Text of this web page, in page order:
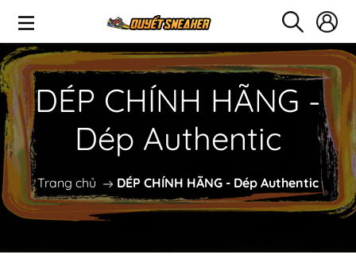
DÉP CHÍNH HÃNG -
Dép Authentic
Trang chủ DÉP CHÍNH HÃNG - Dép Authentic